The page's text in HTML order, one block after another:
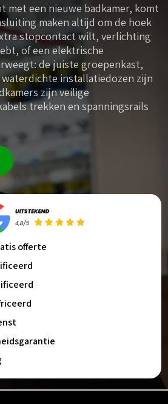
met een nieuwe badkamer, komt
maken altijd om de hoek
stopcontact wilt, verlichting
of een elektrische
de juiste groepenkast,
waterdichte installatiedozen zijn
zijn veilige
trekken en spanningsrails
offerte